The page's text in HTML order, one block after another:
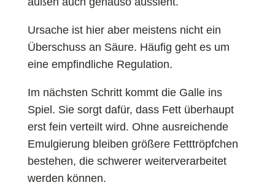
Ursache ist hier aber meistens nicht ein
Überschuss an Säure. Häufig geht es um
eine empfindliche Regulation.
Im nächsten Schritt kommt die Galle ins
Spiel. Sie sorgt dafür, dass Fett überhaupt
erst fein verteilt wird. Ohne ausreichende
Emulgierung bleiben größere Fetttröpfchen
bestehen, die schwerer weiterverarbeitet
werden können.